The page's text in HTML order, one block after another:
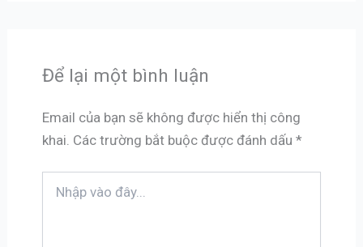
Để lại một bình luận
Email của bạn sẽ không được hiển thị công
khai. Các trường bắt buộc được đánh dấu *
vào